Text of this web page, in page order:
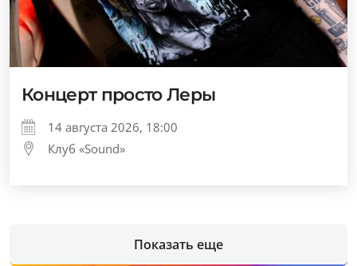
Концерт просто Леры
14 августа 2026, 18:00
Клуб «Sound»
Показать еще